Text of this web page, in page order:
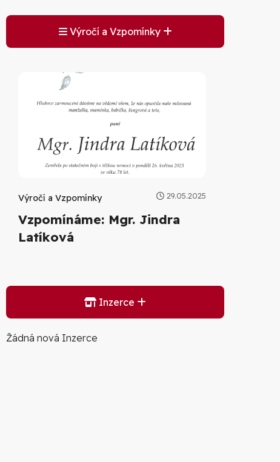
Výročí a Vzpomínky
Výročí a Vzpomínky 29.05.2025
Vzpomínáme: Mgr. Jindra
Latíková
Inzerce
Žádná nová Inzerce